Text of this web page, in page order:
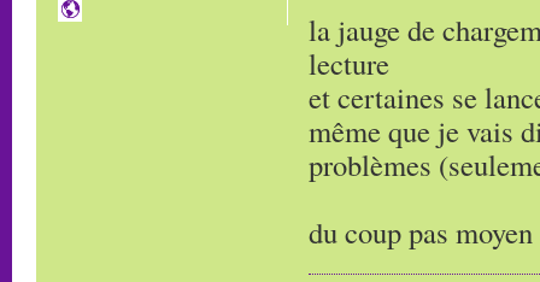
la jauge de
lecture
et certaines se
même que je vais
problèmes
du coup pas